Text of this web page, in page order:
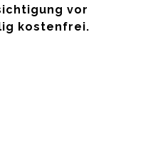
vor
kostenfrei.